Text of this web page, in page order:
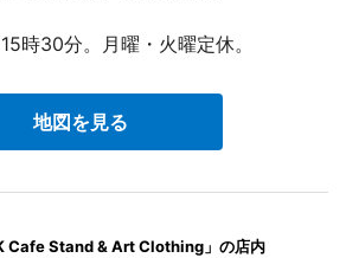
時30分。月曜・火曜定休。
地図を見る
Cafe Stand & Art Clothing」の店内